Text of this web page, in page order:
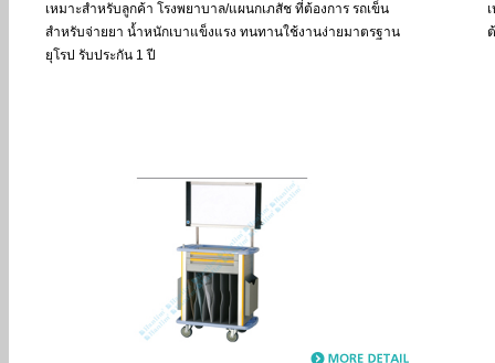
เหมาะสำหรับลูกค้า โรงพยาบาล/แผนกเภสัช ที่ต้องการ รถเข็น
สำหรับจ่ายยา น้ำหนักเบาแข็งแรง ทนทานใช้งานง่ายมาตรฐาน
ยุโรป รับประกัน 1 ปี